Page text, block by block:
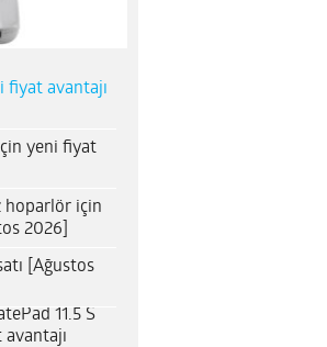
fiyat avantajı
yeni fiyat
hoparlör için
2026]
[Ağustos
11.5 S